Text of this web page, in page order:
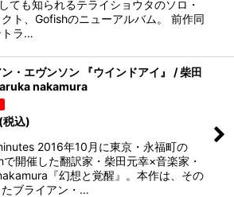
ても知られるテライショウタのソロ・
ト、Gofishのニューアルバム。 前作同
トラ…
・エヴンソン 『ウインドアイ』 / 柴田
nakamura
(税込)
2016年10月に東京・永福町の
開催した翻訳家・柴田元幸×音楽家・
『幻想と覚醒』。本作は、その
ブライアン・…